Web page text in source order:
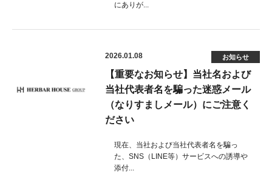
にありが...
2026.01.08 お知らせ
【重要なお知らせ】当社名および
当社代表者名を騙った迷惑メール
（なりすましメール）にご注意く
ださい
現在、当社および当社代表者名を騙っ
た、SNS（LINE等）サービスへの誘導や
添付...